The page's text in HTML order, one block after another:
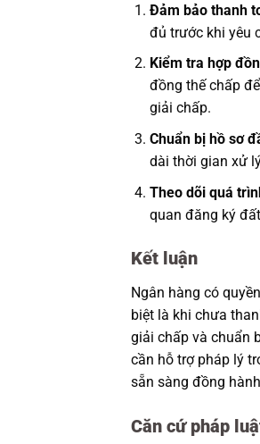
Đảm bảo thanh
đủ trước khi yêu
Kiểm tra hợp
đồng thế chấp
giải chấp.
Chuẩn bị hồ sơ
dài thời gian xử
Theo dõi quá
quan đăng ký
Kết luận
Ngân hàng có
biệt là khi chưa
giải chấp và chuẩn
cần hỗ trợ pháp lý
sẵn sàng đồng
Căn cứ pháp